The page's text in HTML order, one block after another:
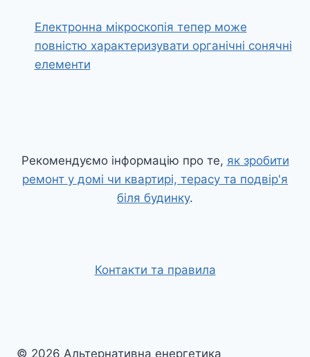
Електронна мікроскопія тепер може
повністю характеризувати органічні сонячні
елементи
Рекомендуємо інформацію про те, як зробити
ремонт у домі чи квартирі, терасу та подвір'я
біля будинку.
Контакти та правила
© 2026 Альтернативна енергетика